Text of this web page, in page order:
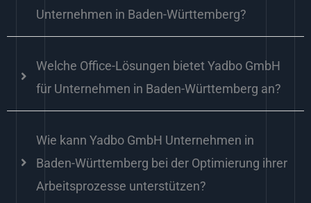
Unternehmen in Baden-Württemberg?
Welche Office-Lösungen bietet Yadbo GmbH
für Unternehmen in Baden-Württemberg an?
Wie kann Yadbo GmbH Unternehmen in
Baden-Württemberg bei der Optimierung ihrer
Arbeitsprozesse unterstützen?